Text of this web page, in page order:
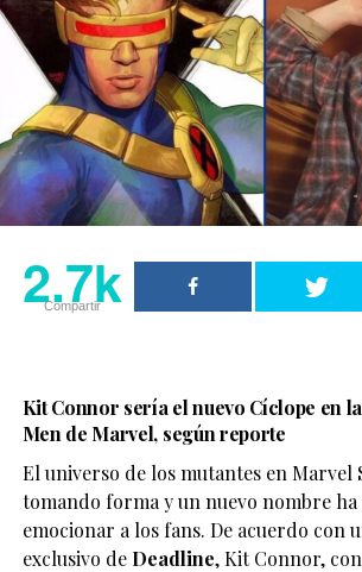
2.7k
Compartir
Kit Connor sería el nuevo Cíclope en
Men de Marvel, según reporte
El universo de los mutantes en Marvel
tomando forma y un nuevo nombre ha
emocionar a los fans. De acuerdo con
exclusivo de Deadline,Kit Connor,